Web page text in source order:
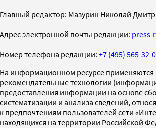
Главный редактор: Мазурин Николай
Адрес электронной почты редакции: press-
Номер телефона редакции: +7 (495) 565-32-
На информационном ресурсе применяются
рекомендательные технологии
предоставления информации на основе
систематизации и анализа сведений,
к предпочтениям пользователей сети
находящихся на территории Российской